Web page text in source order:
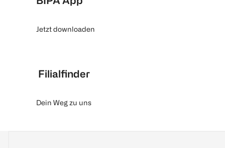
Jetzt downloaden
Filialfinder
Dein Weg zu uns